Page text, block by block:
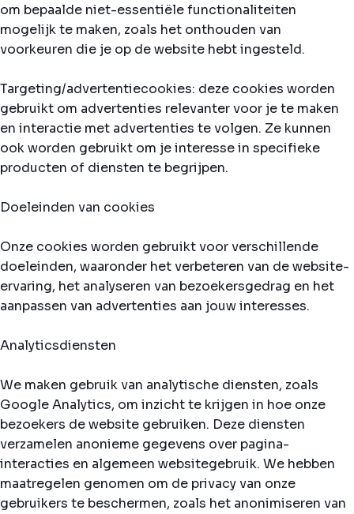
om bepaalde niet-essentiële functionaliteiten
mogelijk te maken, zoals het onthouden van
voorkeuren die je op de website hebt ingesteld.
Targeting/advertentiecookies: deze cookies worden
gebruikt om advertenties relevanter voor je te maken
en interactie met advertenties te volgen. Ze kunnen
ook worden gebruikt om je interesse in specifieke
producten of diensten te begrijpen.
Doeleinden van cookies
Onze cookies worden gebruikt voor verschillende
doeleinden, waaronder het verbeteren van de website-
ervaring, het analyseren van bezoekersgedrag en het
aanpassen van advertenties aan jouw interesses.
Analyticsdiensten
We maken gebruik van analytische diensten, zoals
Google Analytics, om inzicht te krijgen in hoe onze
bezoekers de website gebruiken. Deze diensten
verzamelen anonieme gegevens over pagina-
interacties en algemeen websitegebruik. We hebben
maatregelen genomen om de privacy van onze
gebruikers te beschermen, zoals het anonimiseren van